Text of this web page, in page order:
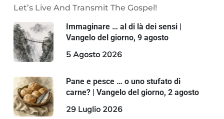
Let’s Live And Transmit The Gospel!
Immaginare … al di là dei sensi |
Vangelo del giorno, 9 agosto
5 Agosto 2026
Pane e pesce … o uno stufato di
carne? | Vangelo del giorno, 2 agosto
29 Luglio 2026